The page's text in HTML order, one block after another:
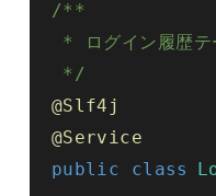
/**
* ログイン履歴テ
*/
@Slf4j
@Service
public class